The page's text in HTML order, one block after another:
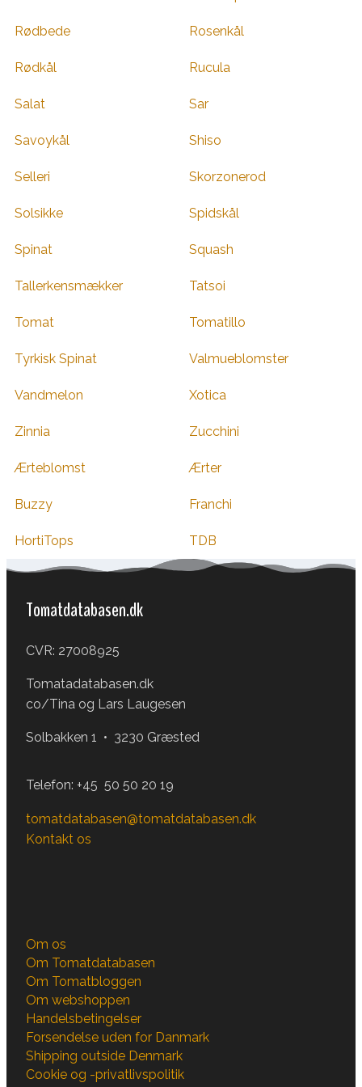
Rødbede Rosenkål
Rødkål Rucula
Salat Sar
Savoykål Shiso
Selleri Skorzonerod
Solsikke Spidskål
Spinat Squash
Tallerkensmækker Tatsoi
Tomat Tomatillo
Tyrkisk Spinat Valmueblomster
Vandmelon Xotica
Zinnia Zucchini
Ærteblomst Ærter
Buzzy Franchi
HortiTops TDB
Tomatdatabasen.dk
CVR: 27008925
Tomatadatabasen.dk
co/Tina og Lars Laugesen
Solbakken 1 • 3230 Græsted
Telefon: +45 50 50 20 19
tomatdatabasen@tomatdatabasen.dk
Kontakt os
Om os
Om Tomatdatabasen
Om Tomatbloggen
Om webshoppen
Handelsbetingelser
Forsendelse uden for Danmark
Shipping outside Denmark
Cookie og -privatlivspolitik